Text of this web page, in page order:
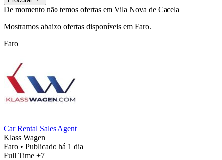
De momento não temos ofertas em Vila Nova de Cacela
Mostramos abaixo ofertas disponíveis em Faro.
Faro
Car Rental Sales Agent
Klass Wagen
Faro • Publicado há 1 dia
Full Time +7